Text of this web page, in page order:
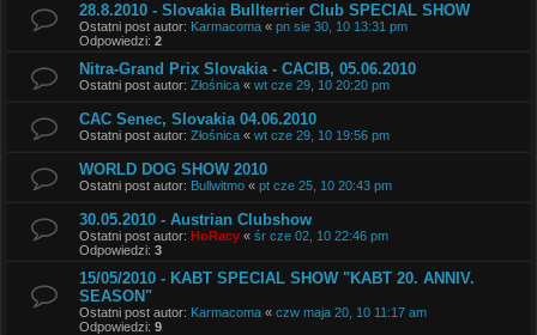
28.8.2010 - Slovakia Bullterrier Club SPECIAL SHOW
Ostatni post autor: Karmacoma « pn sie 30, 10 13:31 pm
Odpowiedzi: 2
Nitra-Grand Prix Slovakia - CACIB, 05.06.2010
Ostatni post autor: Złośnica « wt cze 29, 10 20:20 pm
CAC Senec, Slovakia 04.06.2010
Ostatni post autor: Złośnica « wt cze 29, 10 19:56 pm
WORLD DOG SHOW 2010
Ostatni post autor: Bullwitmo « pt cze 25, 10 20:43 pm
30.05.2010 - Austrian Clubshow
Ostatni post autor: HoRacy « śr cze 02, 10 22:46 pm
Odpowiedzi: 3
15/05/2010 - KABT SPECIAL SHOW "KABT 20. ANNIV.
SEASON"
Ostatni post autor: Karmacoma « czw maja 20, 10 11:17 am
Odpowiedzi: 9